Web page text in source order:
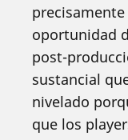
oportunidad
post-
sustancial
nivelado
que los